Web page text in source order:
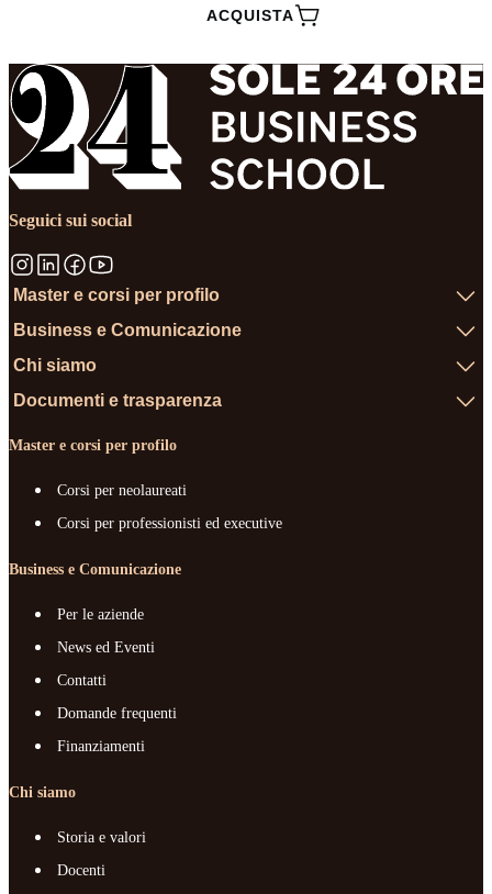
ACQUISTA
Seguici sui social
Master e corsi per profilo
Business e Comunicazione
Chi siamo
Documenti e trasparenza
Master e corsi per profilo
Corsi per neolaureati
Corsi per professionisti ed executive
Business e Comunicazione
Per le aziende
News ed Eventi
Contatti
Domande frequenti
Finanziamenti
Chi siamo
Storia e valori
Docenti